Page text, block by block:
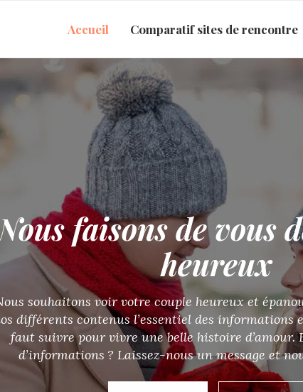
Accueil Comparatif sites de rencontre
aidons à trouver votre
vous accompagnons dans votre recherche du vrai
notre blog tout ce qu’il vous faut pour trouver
une question ou une préoccupation ? Contactez-